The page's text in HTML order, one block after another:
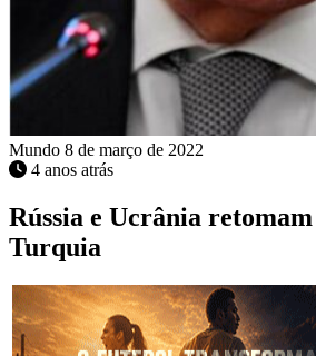
Mundo 8 de março de 2022
4 anos atrás
Rússia e Ucrânia retomam
Turquia